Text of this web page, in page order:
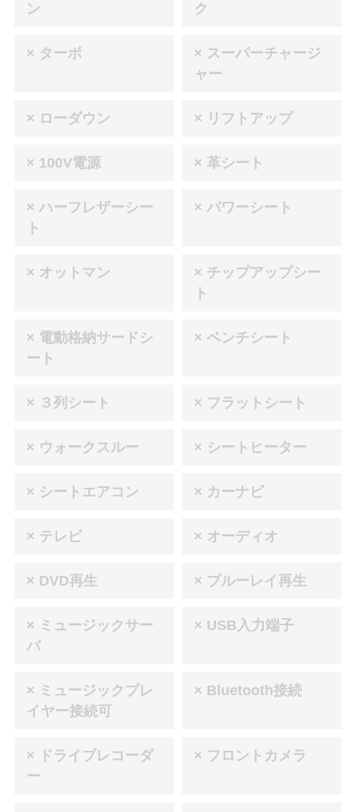
ン
ク
× ターボ
× スーパーチャージ
ャー
× ローダウン × リフトアップ
× 100V電源 × 革シート
× ハーフレザーシー
ト
× パワーシート
× オットマン
× チップアップシー
ト
× 電動格納サードシ
ート
× ベンチシート
× ３列シート × フラットシート
× ウォークスルー × シートヒーター
× シートエアコン × カーナビ
× テレビ × オーディオ
× DVD再生 × ブルーレイ再生
× ミュージックサー
バ
× USB入力端子
× ミュージックプレ
イヤー接続可
× Bluetooth接続
× ドライブレコーダ
ー
× フロントカメラ